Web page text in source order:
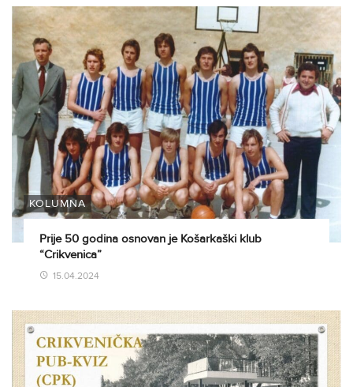
KOLUMNA
Prije 50 godina osnovan je Košarkaški klub
“Crikvenica”
15.04.2024